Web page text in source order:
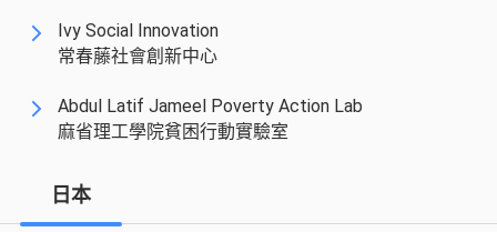
Ivy Social Innovation
常春藤社會創新中心
Abdul Latif Jameel Poverty Action Lab
麻省理工學院貧困行動實驗室
日本